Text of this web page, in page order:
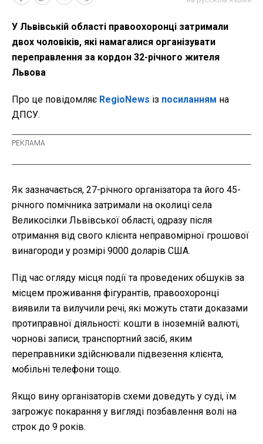
У Львівській області правоохоронці затримали
двох чоловіків, які намагалися організувати
переправлення за кордон 32-річного жителя
Львова
Про це повідомляє RegioNews із посиланням на
ДПСУ.
Як зазначається, 27-річного організатора та його 45-
річного помічника затримали на околиці села
Великосілки Львівської області, одразу після
отримання від свого клієнта неправомірної грошової
винагороди у розмірі 9000 доларів США.
Під час огляду місця події та проведених обшуків за
місцем проживання фігурантів, правоохоронці
виявили та вилучили речі, які можуть стати доказами
протиправної діяльності: кошти в іноземній валюті,
чорнові записи, транспортний засіб, яким
переправники здійснювали підвезення клієнта,
мобільні телефони тощо.
Якщо вину організаторів схеми доведуть у суді, їм
загрожує покарання у вигляді позбавлення волі на
строк до 9 років.